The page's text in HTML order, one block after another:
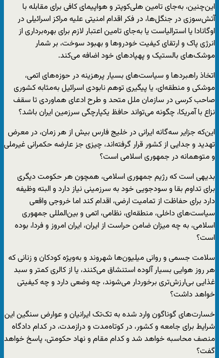
این‌چنین، به‌جای تامین هلی‌کوپتر و هواپیمای کافی برای مقابله با
آتش‌سوزی در جنگل‌ها، در فکر اقدام امنیتی علیه مراکز اسرائیلی در
اوگانادا یا استرالیاست یا به‌جای تامین اعتبار لازم برای بهره‌برداری از
انرژی پاک و ارتقای کیفیت خودروها و بهبود سوخت، بر شمار
موشک‌های بالستیک و پهپادهای خود اضافه می‌کند.
اتخاذ راهبردها و سیاست‌های بسیار پرهزینه در حوزه‌های اتمی،
موشکی و منطقه‌ای، یا پیگیری توهم نابودی اسرائیل به‌مثابه کشوری
صاحب کرسی در سازمان ملل متحد و طرح ادعای هماوردی تا سقف
نزاع با آمریکا، چگونه می‌تواند حافظ یکپارچگی سرزمین ایران باشد؟
این‌که جزایر سه‌گانه ایرانی در خلیج فارس بیش از هر زمان، در معرض
تهدید و جدایی از کشور قرار گرفته‌اند، چیزی جز عارضه حکمرانی غیرملی
و متوهمانه در جمهوری اسلامی است؟
بدیهی است که رژیم جمهوری اسلامی، همچون هر حکومت دیگری
برای تداوم بقا و سودجویی خود به سرزمینی نیاز دارد و البته وظیفه
دارد برای حفاظت از تمامیت ارضی، اقدام کند اما خروجی واقعی
سیاست‌های داخلی، منطقه‌ای، نظامی، اتمی و بین‌المللی جمهوری
اسلامی، به چه میزان ضامن حراست از ایران، ایران امروز و فردا، بوده
است؟
سلامت جسمی و روانی میلیون‌ها شهروند و به‌ویژه کودکان و زنانی که
هر روز هوایی بسیار آلوده استنشاق می‌کنند، یا از کالری کمتر و سبد
غذایی بی‌ارزش‌تری برخوردار می‌شوند، چه وضعی دارد و چه کیفیتی
خواهد داشت؟
خسارت‌های گوناگون وارد شده به تک‌تک ایرانیان و عوارض سنگین این
شرایط برای جامعه و کشور، در کوتاه‌مدت و درازمدت، در کدام دادگاه
منصف محاسبه خواهد شد و کدام مقام و نهاد حکومتی، پاسخ خواهد
گفت؟